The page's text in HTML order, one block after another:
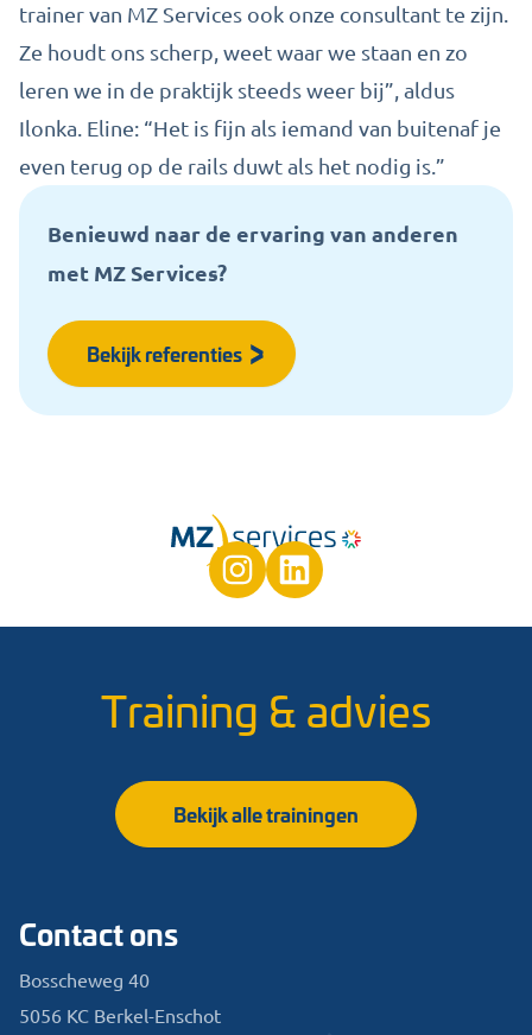
trainer van MZ Services ook onze consultant te zijn.
Ze houdt ons scherp, weet waar we staan en zo
leren we in de praktijk steeds weer bij”, aldus
Ilonka. Eline: “Het is fijn als iemand van buitenaf je
even terug op de rails duwt als het nodig is.”
Benieuwd naar de ervaring van anderen
met MZ Services?
Bekijk referenties
Training & advies
Bekijk alle trainingen
Contact ons
Bosscheweg 40
5056 KC Berkel-Enschot